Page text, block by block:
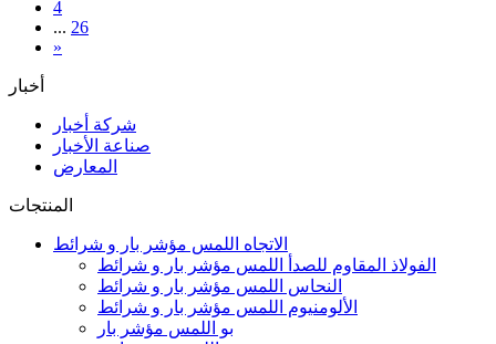
4
... 26
»
أخبار
شركة أخبار
صناعة الأخبار
المعارض
المنتجات
الاتجاه اللمس مؤشر بار و شرائط
الفولاذ المقاوم للصدأ اللمس مؤشر بار و شرائط
النحاس اللمس مؤشر بار و شرائط
الألومنيوم اللمس مؤشر بار و شرائط
بو اللمس مؤشر بار